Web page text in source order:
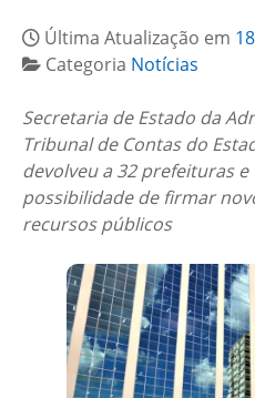
Última Atualização em
Categoria Notícias
Secretaria de Estado da
Tribunal de Contas do
devolveu a 32 prefeituras e
possibilidade de firmar
recursos públicos